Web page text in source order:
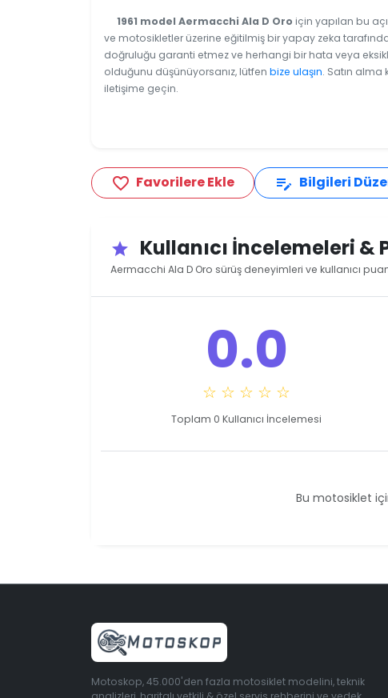
1961 model Aermacchi Ala D Oro için yapılan bu
ve motosikletler üzerine eğitilmiş bir yapay zeka
doğruluğu garanti etmez ve herhangi bir hata veya
olduğunu düşünüyorsanız, lütfen bize ulaşın. Satın alma
iletişime geçin.
favorite_border Favorilere Ekle edit_note Bilgileri
star Kullanıcı İncelemeleri &
Aermacchi Ala D Oro sürüş deneyimleri ve kullanıcı
0.0
☆ ☆ ☆ ☆ ☆
Toplam 0 Kullanıcı İncelemesi
Bu motosiklet
Motoskop, 45.000'den fazla motosiklet modelini, teknik